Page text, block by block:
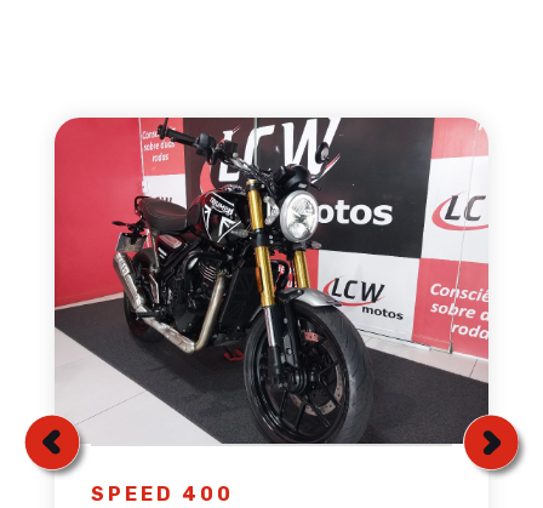
SPEED 400